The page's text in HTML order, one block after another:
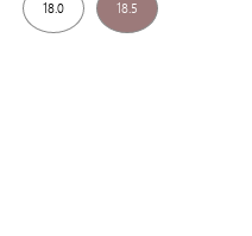
18.0 18.5